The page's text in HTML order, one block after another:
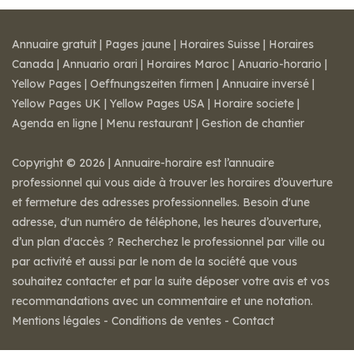
Annuaire gratuit | Pages jaune | Horaires Suisse | Horaires
Canada | Annuario orari | Horaires Maroc | Anuario-horario |
Yellow Pages | Oeffnungszeiten firmen | Annuaire inversé |
Yellow Pages UK | Yellow Pages USA | Horaire societe |
Agenda en ligne | Menu restaurant | Gestion de chantier
Copyright © 2026 | Annuaire-horaire est l’annuaire
professionnel qui vous aide à trouver les horaires d’ouverture
et fermeture des adresses professionnelles. Besoin d'une
adresse, d'un numéro de téléphone, les heures d’ouverture,
d’un plan d'accès ? Recherchez le professionnel par ville ou
par activité et aussi par le nom de la société que vous
souhaitez contacter et par la suite déposer votre avis et vos
recommandations avec un commentaire et une notation.
Mentions légales - Conditions de ventes - Contact